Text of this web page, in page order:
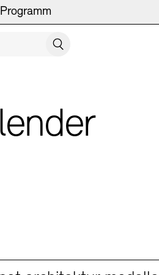
Programm